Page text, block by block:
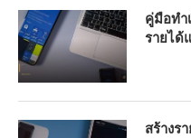
คู่มือทำ
รายได้
สร้างร